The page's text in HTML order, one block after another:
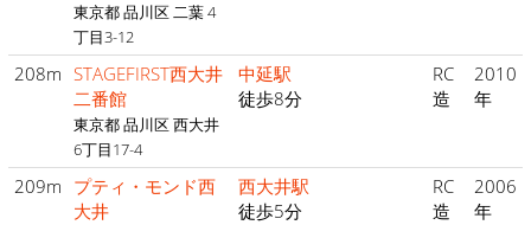
東京都 品川区 二葉 4
丁目3-12
208m STAGEFIRST西大井
二番館
東京都 品川区 西大井
6丁目17-4
中延駅
徒歩8分
RC
造
2010
年
209m プティ・モンド西
大井
西大井駅
徒歩5分
RC
造
2006
年